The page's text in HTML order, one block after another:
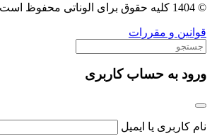
© 1404 کلیه حقوق برای الوناتی محفوظ است.
قوانین و مقررات
ورود به حساب کاربری
نام کاربری یا ایمیل